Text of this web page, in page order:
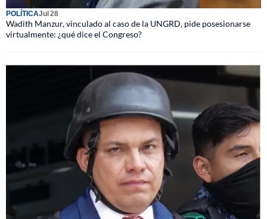
POLÍTICAJul 28
Wadith Manzur, vinculado al caso de la UNGRD, pide posesionarse
virtualmente: ¿qué dice el Congreso?